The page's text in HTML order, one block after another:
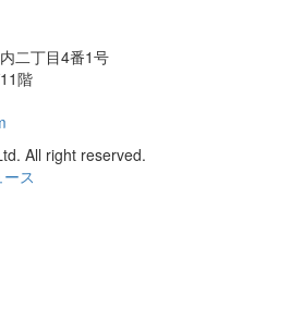
二丁目4番1号
階
All right reserved.